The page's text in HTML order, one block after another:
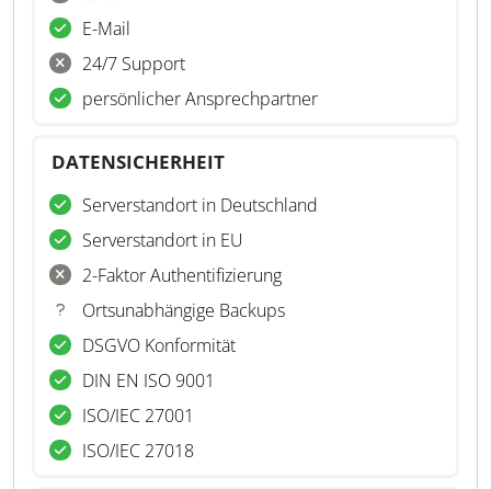
E-Mail
24/7 Support
persönlicher Ansprechpartner
DATENSICHERHEIT
Serverstandort in Deutschland
Serverstandort in EU
2-Faktor Authentifizierung
Ortsunabhängige Backups
DSGVO Konformität
DIN EN ISO 9001
ISO/IEC 27001
ISO/IEC 27018